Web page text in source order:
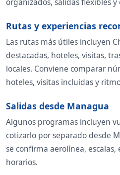
Rutas y experiencias
Las rutas más útiles incluyen
destacadas, hoteles, visitas,
locales. Conviene comparar
hoteles, visitas incluidas y
Salidas desde Managua
Algunos programas incluyen
cotizarlo por separado desde
se confirma aerolínea,
horarios.